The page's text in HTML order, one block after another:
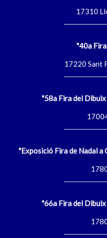
17310
"40a
17220 Sant
"58a Fira del
"Exposició Fira de Nadal a
"66a Fira del